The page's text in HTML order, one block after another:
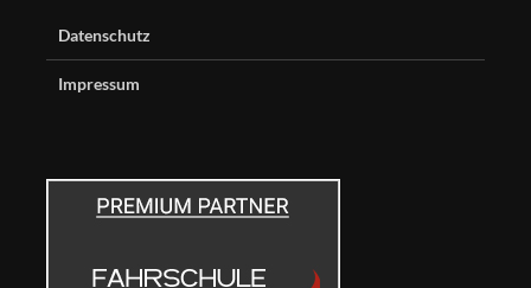
Datenschutz
Impressum